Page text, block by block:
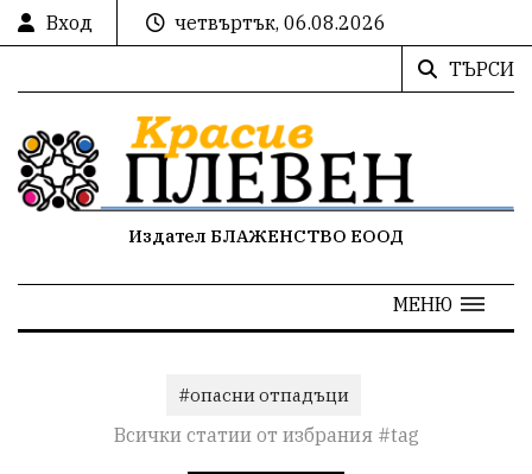
Вход
четвъртък, 06.08.2026
ТЪРСИ
Издател БЛАЖЕНСТВО ЕООД
МЕНЮ
#опасни отпадъци
Всички статии от избрания #tag